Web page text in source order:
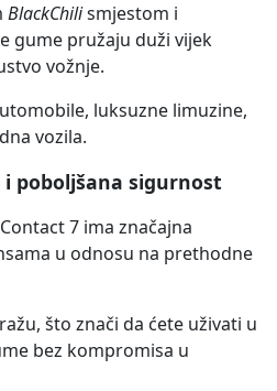
BlackChilismjestom i
gume pružaju duži vijek
vožnje.
luksuzne limuzine,
vozila.
poboljšana sigurnost
7 ima značajna
u odnosu na prethodne
što znači da ćete uživati u
bez kompromisa u